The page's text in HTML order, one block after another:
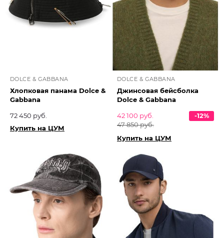
DOLCE & GABBANA
Хлопковая панама Dolce &
Gabbana
72 450 руб.
Купить на ЦУМ
DOLCE & GABBANA
Джинсовая бейсболка
Dolce & Gabbana
42 100 руб.
47 850 руб.
-12%
Купить на ЦУМ